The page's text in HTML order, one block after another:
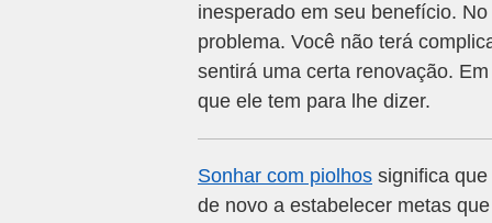
inesperado em seu benefício.
problema. Você não terá
sentirá uma certa renovação.
que ele tem para lhe dizer.
Sonhar com piolhos significa
de novo a estabelecer metas